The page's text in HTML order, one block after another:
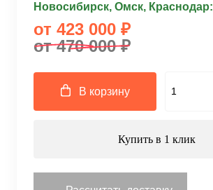
Новосибирск, Омск, Краснодар:
от 423 000 ₽
от 470 000 ₽
В корзину
Купить в 1 клик